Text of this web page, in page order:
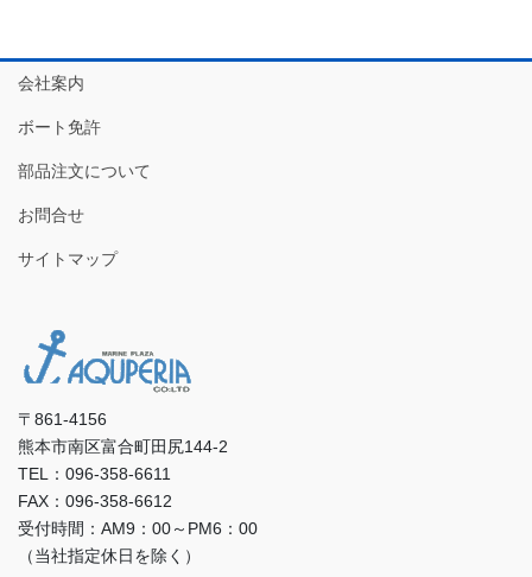
会社案内
ボート免許
部品注文について
お問合せ
サイトマップ
〒861-4156
熊本市南区富合町田尻144-2
TEL：096-358-6611
FAX：096-358-6612
受付時間：AM9：00～PM6：00
（当社指定休日を除く）